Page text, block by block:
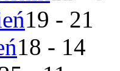
19 - 21
18 - 14